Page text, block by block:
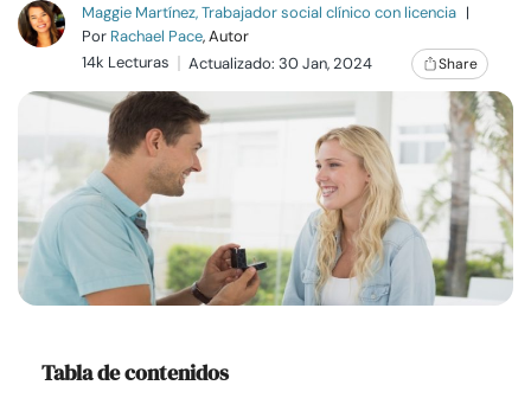
Relaciones
Familia
Ayuda
Cursos
Recursos
Comunidad
Maggie Martínez, Trabajador social clínico con licencia |
Por Rachael Pace, Autor
14k Lecturas
Actualizado: 30 Jan, 2024 Share
Tabla de contenidos